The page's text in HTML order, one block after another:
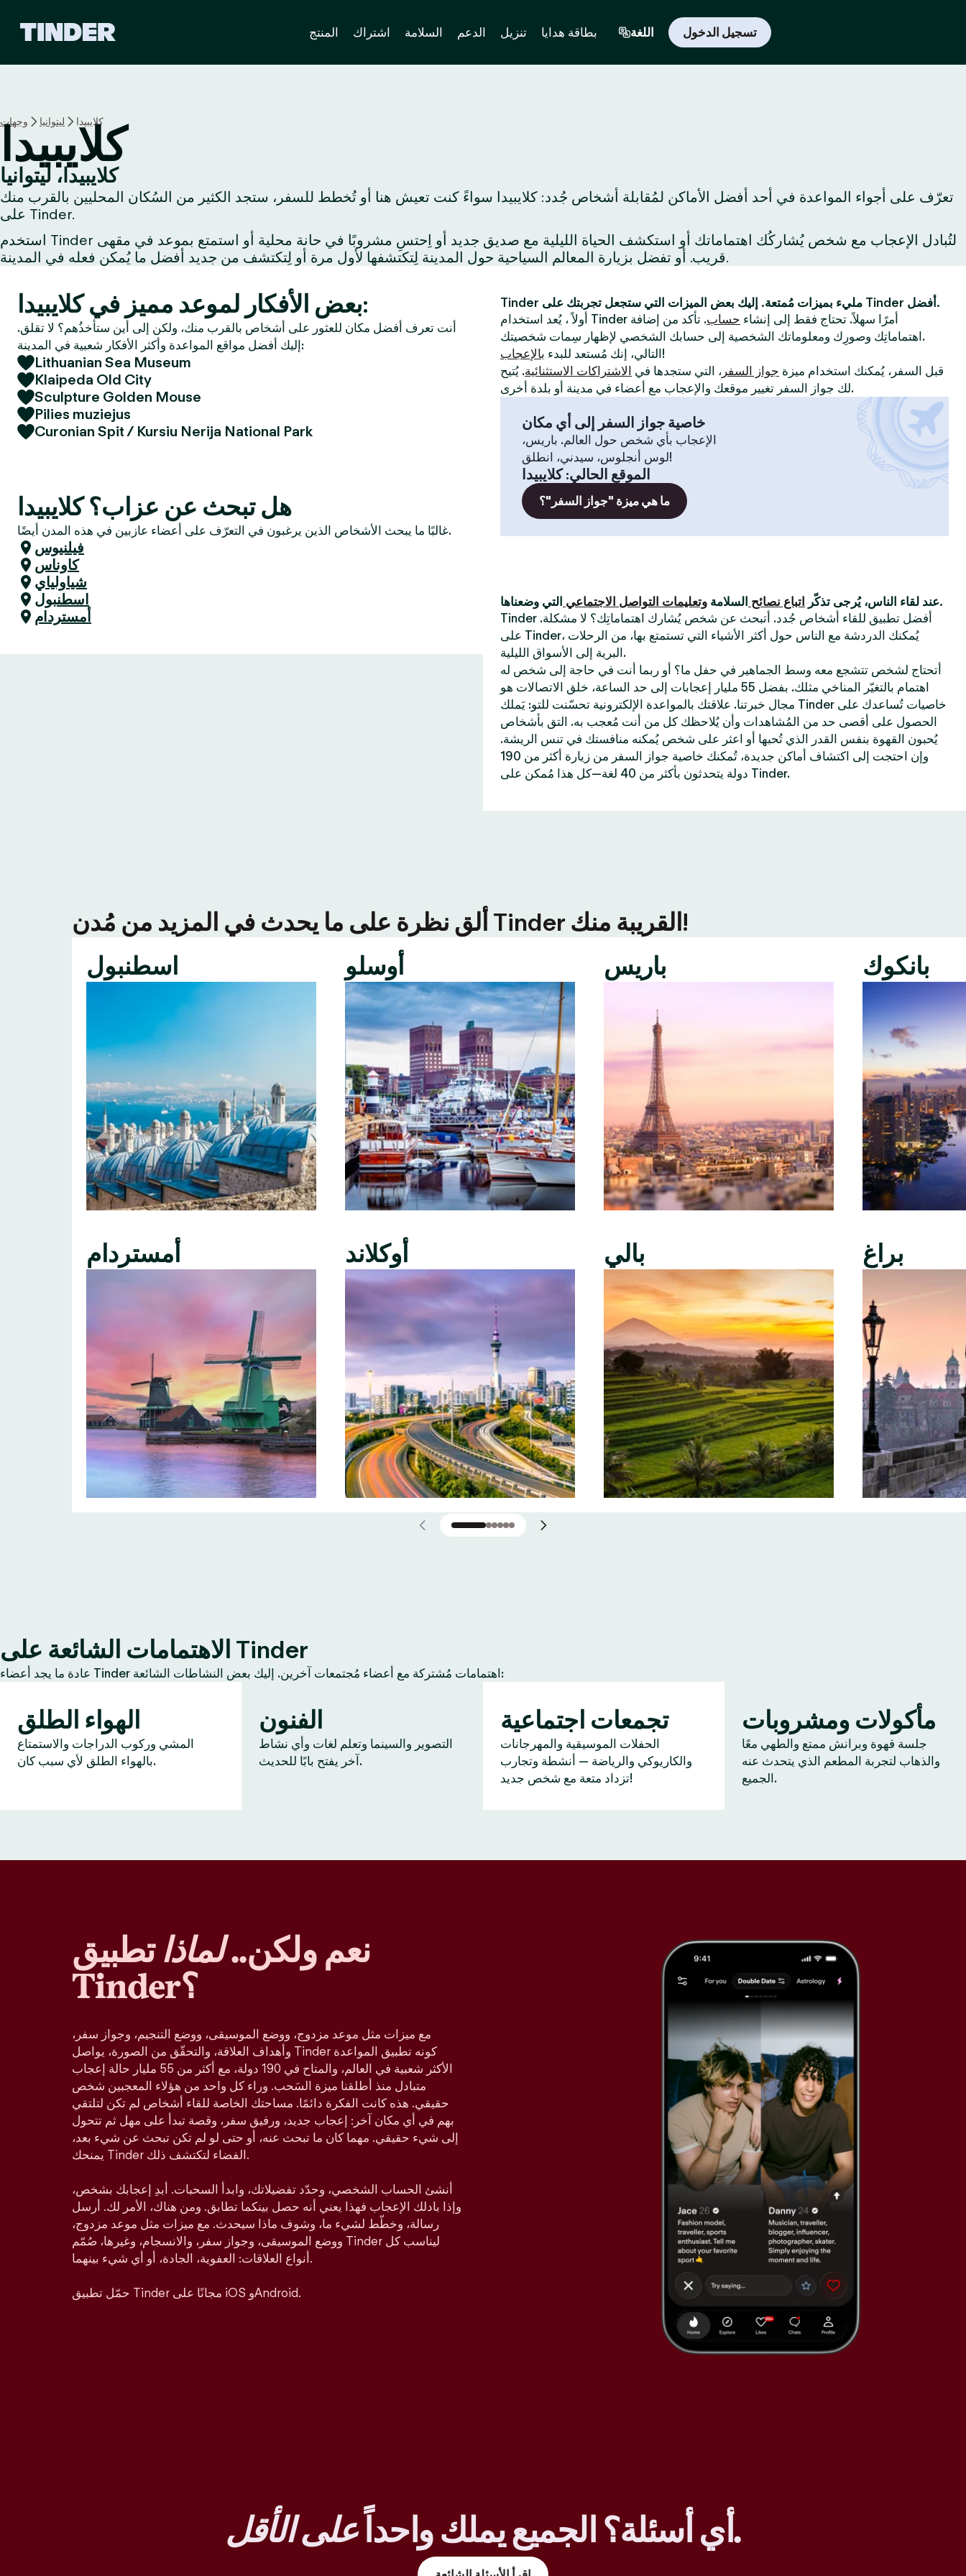
ل
ر
ئ
ل
ـ
n
d
e
r
المنتج اشتراك السلامة الدعم تنزيل بطاقة هدايا اللغة تسجيل الدخول
وجهات ليتوانيا كلايبيدا
كلايبيدا
كلايبيدا، ليتوانيا
تعرّف على أجواء المواعدة في أحد أفضل الأماكن لمُقابلة أشخاص جُدد: كلايبيدا سواءً كنت تعيش هنا أو تُخطط للسفر، ستجد الكثير من السُكان المحليين بالقرب منك
على Tinder.
استخدم Tinder لتُبادل الإعجاب مع شخص يُشاركُك اهتماماتك أو استكشف الحياة الليلية مع صديق جديد أو اِحتسِ مشروبًا في حانة محلية أو استمتع بموعد في مقهى
قريب. أو تفضل بزيارة المعالم السياحية حول المدينة لِتكتشفها لأول مرة أو لِتكتشف من جديد أفضل ما يُمكن فعله في المدينة.
بعض الأفكار لموعد مميز في كلايبيدا:
أنت تعرف أفضل مكان للعثور على أشخاص بالقرب منك، ولكن إلى أين ستأخذُهم؟ لا تقلق.
إليك أفضل مواقع المواعدة وأكثر الأفكار شعبية في المدينة:
Lithuanian Sea Museum
Klaipeda Old City
Sculpture Golden Mouse
Pilies muziejus
Curonian Spit / Kursiu Nerija National Park
هل تبحث عن عزاب؟ كلايبيدا
غالبًا ما يبحث الأشخاص الذين يرغبون في التعرّف على أعضاء عازبين في هذه المدن أيضًا.
فيلنيوس
كاوناس
شياولياي
اسطنبول
أمستردام
Tinder مليء بميزات مُمتعة. إليك بعض الميزات التي ستجعل تجربتك على Tinder أفضل.
أولاً ، يُعد استخدام Tinder أمرًا سهلاً. تحتاج فقط إلى إنشاء حساب. تأكد من إضافة
اهتماماتِك وصورِك ومعلوماتك الشخصية إلى حسابك الشخصي لإظهار سِمات شخصيتك.
التالي، إنك مُستعد للبدء بالإعجاب
!
قبل السفر، يُمكنك استخدام ميزة جواز السفر ، التي ستجدها في الاشتراكات الاستثنائية. يُتيح
لك جواز السفر تغيير موقعك والإعجاب مع أعضاء في مدينة أو بلدة أخرى.
خاصية جواز السفر إلى أي مكان
الإعجاب بأي شخص حول العالم. باريس،
لوس أنجلوس، سيدني، انطلق!
الموقع الحالي:كلايبيدا
ما هي ميزة "جواز السفر"؟
عند لقاء الناس، يُرجى تذكّر اتباع نصائح السلامة وتعليمات التواصل الاجتماعي
التي وضعناها.
Tinder أفضل تطبيق للقاء أشخاص جُدد. أتبحث عن شخص يُشارك اهتماماتِك؟ لا مشكلة.
على Tinder، يُمكنك الدردشة مع الناس حول أكثر الأشياء التي تستمتع بها، من الرحلات
البرية إلى الأسواق الليلية.
أتحتاج لشخص تتشجع معه وسط الجماهير في حفل ما؟ أو ربما أنت في حاجة إلى شخص له
اهتمام بالتغيّر المناخي مثلك. بفضل 55 مليار إعجابات إلى حد الساعة، خلق الاتصالات هو
مجال خبرتنا. علاقتك بالمواعدة الإلكترونية تحسّنت للتو: يَملك Tinder خاصيات تُساعدك على
الحصول على أقصى حد من المُشاهدات وأن يُلاحظك كل من أنت مُعجب به. التق بأشخاص
يُحبون القهوة بنفس القدر الذي تُحبها أو اعثر على شخص يُمكنه منافستك في تنس الريشة.
وإن احتجت إلى اكتشاف أماكن جديدة، تُمكنك خاصية جواز السفر من زيارة أكثر من 190
دولة يتحدثون بأكثر من 40 لغة—كل هذا مُمكن على Tinder.
ألقِ نظرة على ما يحدث في المزيد من مُدن Tinder القريبة منك!
اسطنبول
أمستردام
أوسلو
أوكلاند
باريس
بالي
بانكوك
براغ
الاهتمامات الشائعة على Tinder
عادة ما يجد أعضاء Tinder اهتمامات مُشتركة مع أعضاء مُجتمعات آخرين. إليك بعض النشاطات الشائعة:
الهواء الطلق
المشي وركوب الدراجات والاستمتاع
بالهواء الطلق لأي سبب كان.
الفنون
التصوير والسينما وتعلم لغات وأي نشاط
آخر يفتح بابًا للحديث.
تجمعات اجتماعية
الحفلات الموسيقية والمهرجانات
والكاريوكي والرياضة — أنشطة وتجارب
تزداد متعة مع شخص جديد!
مأكولات ومشروبات
جلسة قهوة وبرانش ممتع والطهي معًا
والذهاب لتجربة المطعم الذي يتحدث عنه
الجميع.
نعم ولكن..لماذاتطبيق
Tinder؟
مع ميزات مثل موعد مزدوج، ووضع الموسيقى، ووضع التنجيم، وجواز سفر،
وأهداف العلاقة، والتحقّق من الصورة، يواصل Tinder كونه تطبيق المواعدة
الأكثر شعبية في العالم، والمتاح في 190 دولة، مع أكثر من 55 مليار حالة إعجاب
متبادل منذ أطلقنا ميزة السَحب. وراء كل واحد من هؤلاء المعجبين شخص
حقيقي. هذه كانت الفكرة دائمًا. مساحتك الخاصة للقاء أشخاص لم تكن لتلتقي
بهم في أي مكان آخر: إعجاب جديد، ورفيق سفر، وقصة تبدأ على مهل ثم تتحول
إلى شيء حقيقي. مهما كان ما تبحث عنه، أو حتى لو لم تكن تبحث عن شيء بعد،
يمنحك Tinder الفضاء لتكتشف ذلك.
أنشئ الحساب الشخصي، وحدّد تفضيلاتك، وابدأ السحبات. أبدِ إعجابك بشخص،
وإذا بادلك الإعجاب فهذا يعني أنه حصل بينكما تطابق. ومن هناك، الأمر لك. أرسل
رسالة، وخطّط لشيء ما، وشوف ماذا سيحدث. مع ميزات مثل موعد مزدوج،
ووضع الموسيقى، وجواز سفر، والانسجام، وغيرها، صُمّم Tinder ليناسب كل
أنواع العلاقات: العفوية، الجادة، أو أي شيء بينهما.
حمّل تطبيق Tinder مجانًا على iOS وAndroid.
أي أسئلة؟ الجميع يملك واحداً على الأقل .